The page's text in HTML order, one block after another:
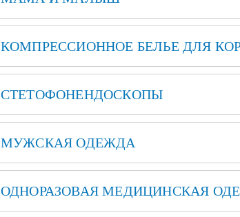
КОМПРЕССИОННОЕ БЕЛЬЕ ДЛЯ
СТЕТОФОНЕНДОСКОПЫ
МУЖСКАЯ ОДЕЖДА
ОДНОРАЗОВАЯ МЕДИЦИНСКАЯ